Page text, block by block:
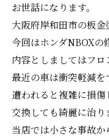
お世話になります。
大阪府岸和田市の板金
今回はホンダNBOXの
内容としましてはフロ
最近の車は衝突軽減
遭われると複雑に損
交換しても綺麗に治り
当店では小さな事故